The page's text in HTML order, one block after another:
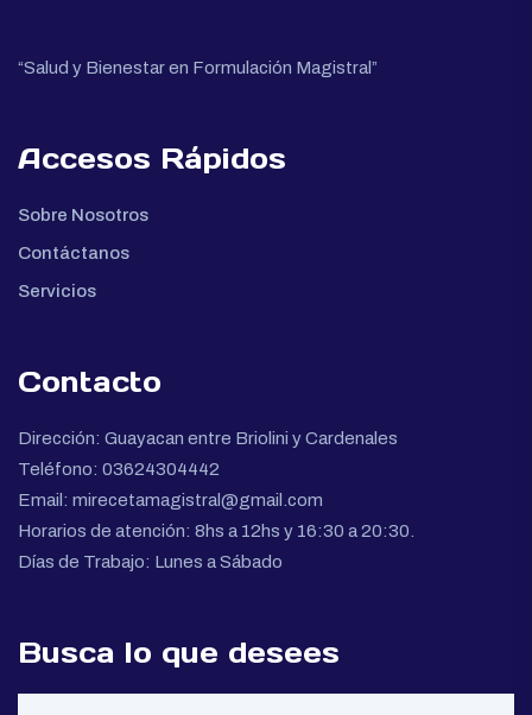
“Salud y Bienestar en Formulación Magistral”
Accesos Rápidos
Sobre Nosotros
Contáctanos
Servicios
Contacto
Dirección: Guayacan entre Briolini y Cardenales
Teléfono: 03624304442
Email: mirecetamagistral@gmail.com
Horarios de atención: 8hs a 12hs y 16:30 a 20:30.
Días de Trabajo: Lunes a Sábado
Busca lo que desees